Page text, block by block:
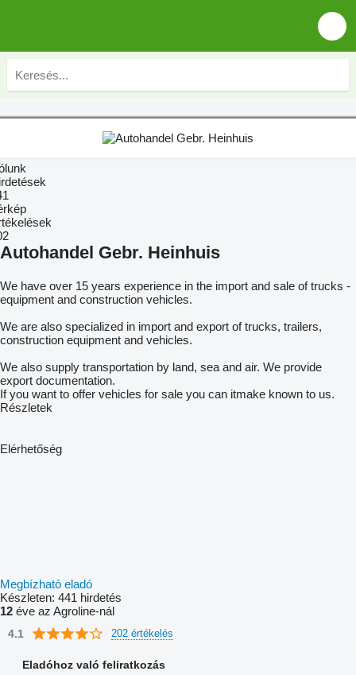
Autohandel Gebr. Heinhuis
We have over 15 years experience in the import and sale of trucks -
equipment and construction vehicles.
We are also specialized in import and export of trucks, trailers,
construction equipment and vehicles.
We also supply transportation by land, sea and air. We provide
export documentation.
If you want to offer vehicles for sale you can itmake known to us.
Részletek
Elérhetőség
Megbízható eladó
Készleten: 441 hirdetés
12 éve az Agroline-nál
4.1 202 értékelés
Eladóhoz való feliratkozás